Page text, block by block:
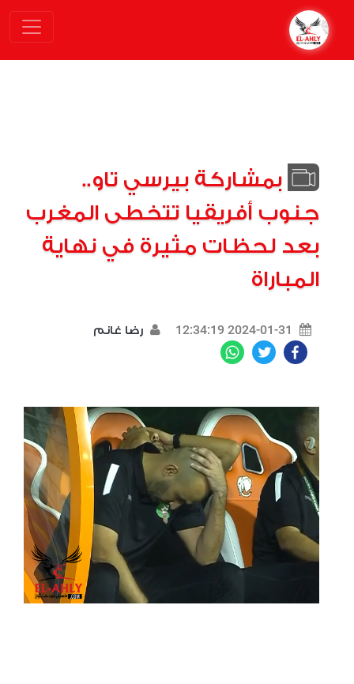
بمشاركة بيرسي تاو..
جنوب أفريقيا تتخطى المغرب
بعد لحظات مثيرة في نهاية
المباراة
2024-01-31 12:34:19 رضا غانم
Facebook
Twitter